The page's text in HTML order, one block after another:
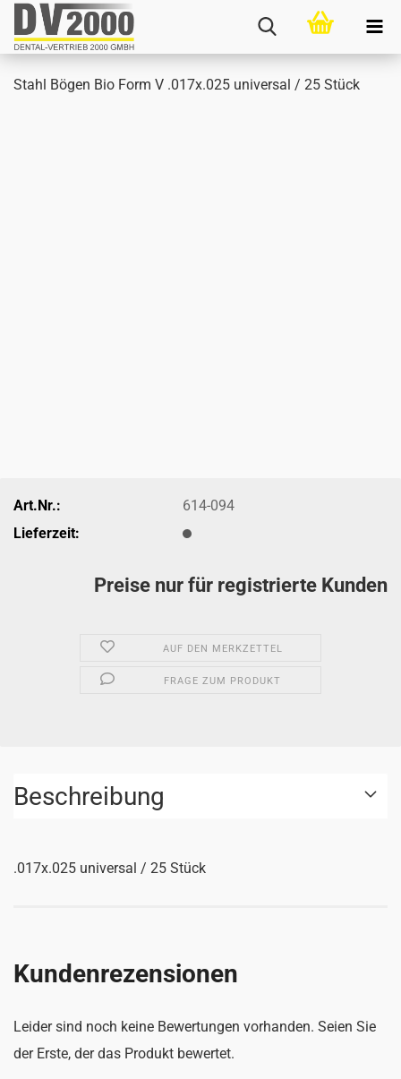
Stahl Bögen Bio Form V .017x.025 uni­ver­sal / 25 Stück
Art.Nr.:
614-094
Lieferzeit:
Preise nur für registrierte Kunden
AUF DEN MERKZETTEL
FRAGE ZUM PRODUKT
Beschreibung
.017x.025 universal / 25 Stück
Kundenrezensionen
Leider sind noch keine Bewertungen vorhanden. Seien Sie
der Erste, der das Produkt bewertet.